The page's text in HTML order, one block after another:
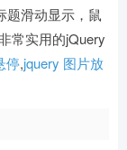
题滑动显示，鼠
常实用的jQuery
停,jquery 图片放